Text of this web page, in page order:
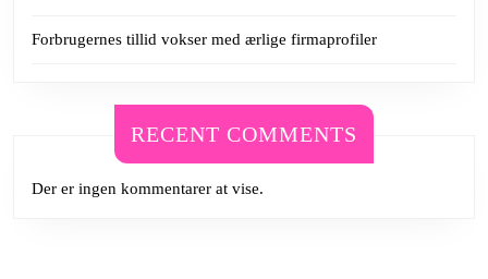
Forbrugernes tillid vokser med ærlige firmaprofiler
RECENT COMMENTS
Der er ingen kommentarer at vise.